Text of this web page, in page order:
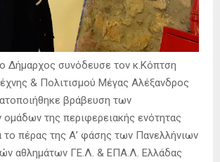
Δήμαρχος συνόδευσε τον κ.Κόπτση
& Πολιτισμού Μέγας Αλέξανδρος
βράβευση των
της περιφερειακής ενότητας
το πέρας της Α’ φάσης των Πανελλήνιων
αθλημάτων ΓΕ.Λ. & ΕΠΑ.Λ. Ελλάδας